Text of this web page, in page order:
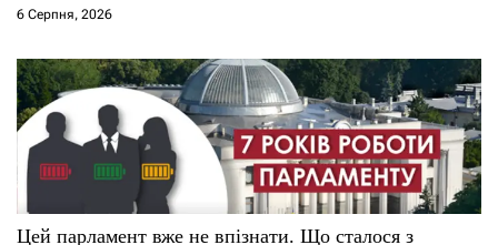
6 Серпня, 2026
Цей парламент вже не впізнати. Що сталося з